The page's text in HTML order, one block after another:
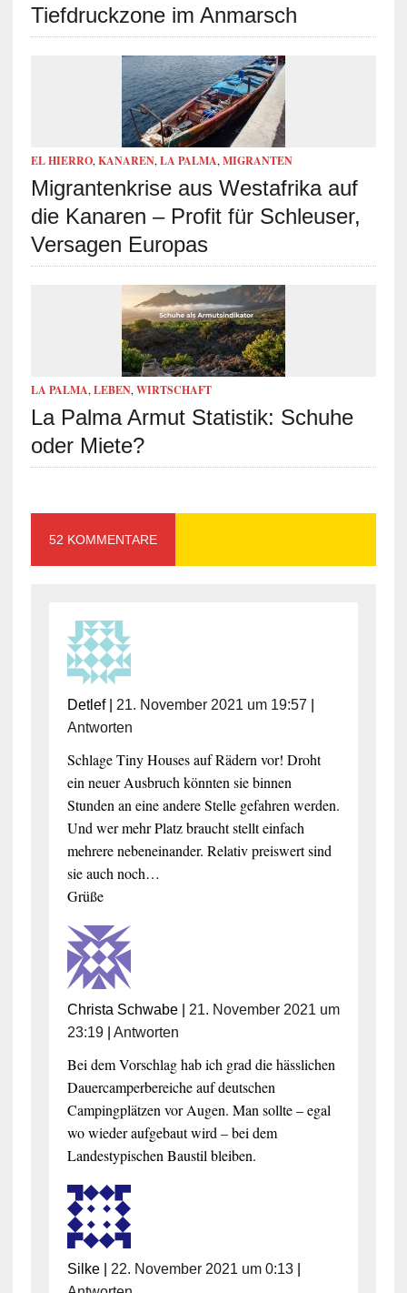
Tiefdruckzone im Anmarsch
EL HIERRO, KANAREN, LA PALMA, MIGRANTEN
Migrantenkrise aus Westafrika auf
die Kanaren – Profit für Schleuser,
Versagen Europas
LA PALMA, LEBEN, WIRTSCHAFT
La Palma Armut Statistik: Schuhe
oder Miete?
52 KOMMENTARE
Detlef| 21. November 2021 um 19:57
Antworten
Schlage Tiny Houses auf Rädern vor! Droht
ein neuer Ausbruch könnten sie binnen
Stunden an eine andere Stelle gefahren werden.
Und wer mehr Platz braucht stellt einfach
mehrere nebeneinander. Relativ preiswert sind
sie auch noch…
Grüße
Christa Schwabe| 21. November 2021 um
23:19| Antworten
Bei dem Vorschlag hab ich grad die hässlichen
Dauercamperbereiche auf deutschen
Campingplätzen vor Augen. Man sollte – egal
wo wieder aufgebaut wird – bei dem
Landestypischen Baustil bleiben.
Silke| 22. November 2021 um 0:13|